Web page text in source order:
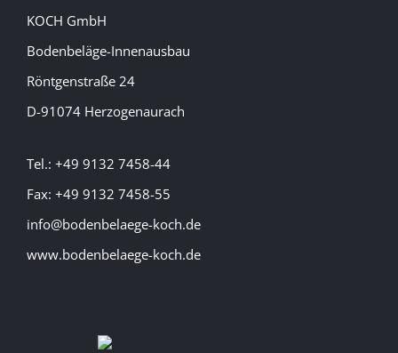
KOCH GmbH
Bodenbeläge-Innenausbau
Röntgenstraße 24
D-91074 Herzogenaurach
Tel.: +49 9132 7458-44
Fax: +49 9132 7458-55
info@bodenbelaege-koch.de
www.bodenbelaege-koch.de